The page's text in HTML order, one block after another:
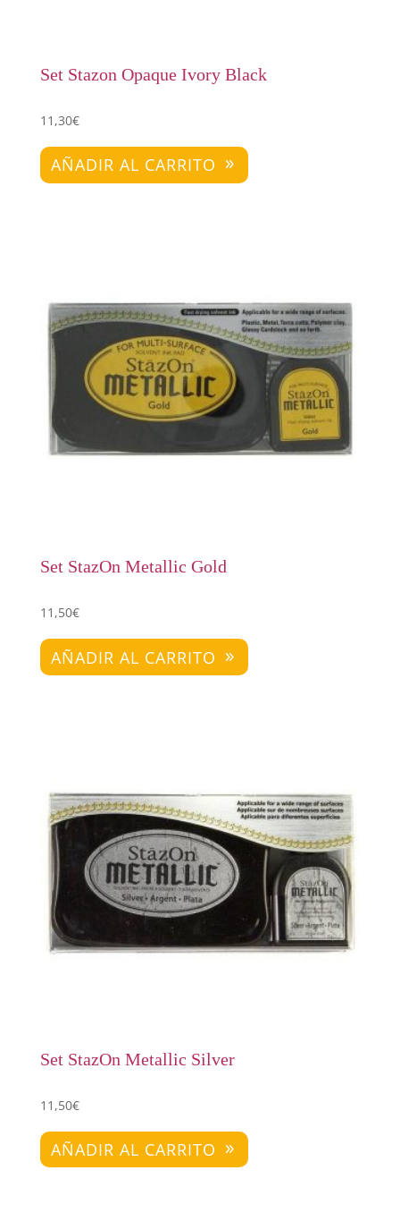
Set Stazon Opaque Ivory Black
11,30€
AÑADIR AL CARRITO
Set StazOn Metallic Gold
11,50€
AÑADIR AL CARRITO
Set StazOn Metallic Silver
11,50€
AÑADIR AL CARRITO